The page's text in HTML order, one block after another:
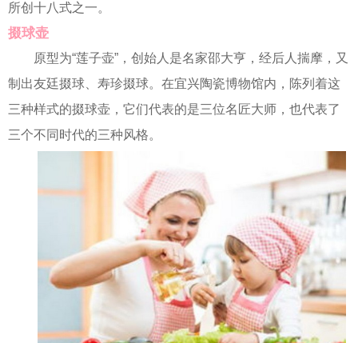
所创十八式之一。
掇球壶
原型为“莲子壶”，创始人是名家邵大亨，经后人揣摩，又
制出友廷掇球、寿珍掇球。在宜兴陶瓷博物馆内，陈列着这
三种样式的掇球壶，它们代表的是三位名匠大师，也代表了
三个不同时代的三种风格。